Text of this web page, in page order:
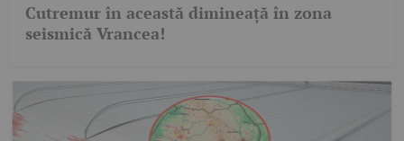
Cutremur în această dimineață în zona
seismică Vrancea!